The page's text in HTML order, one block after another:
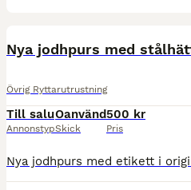
Nya jodhpurs med
Övrig Ryttarutrustning
Till salu
Annonstyp
Oanvänd
Skick
500 kr
Pris